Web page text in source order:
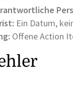
Ein Datum,
Offene Action